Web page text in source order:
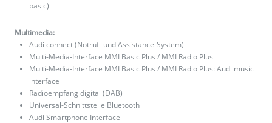
basic)
Multimedia:
Audi connect (Notruf- und Assistance-System)
Multi-Media-Interface MMI Basic Plus / MMI Radio Plus
Multi-Media-Interface MMI Basic Plus / MMI Radio Plus: Audi music
interface
Radioempfang digital (DAB)
Universal-Schnittstelle Bluetooth
Audi Smartphone Interface